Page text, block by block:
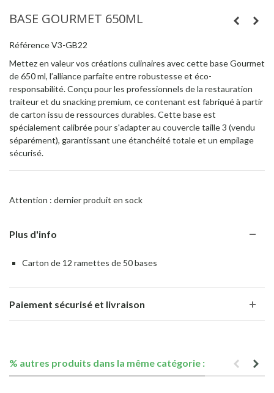
BASE GOURMET 650ML
RéférenceV3-GB22
Mettez en valeur vos créations culinaires avec cette base Gourmet
de 650 ml, l’alliance parfaite entre robustesse et éco-
responsabilité. Conçu pour les professionnels de la restauration
traiteur et du snacking premium, ce contenant est fabriqué à partir
de carton issu de ressources durables. Cette base est
spécialement calibrée pour s'adapter au couvercle taille 3 (vendu
séparément), garantissant une étanchéité totale et un empilage
sécurisé.
Attention : dernier produit en sock
Plus d'info
Carton de 12 ramettes de 50 bases
Paiement sécurisé et livraison
% autres produits dans la même catégorie :